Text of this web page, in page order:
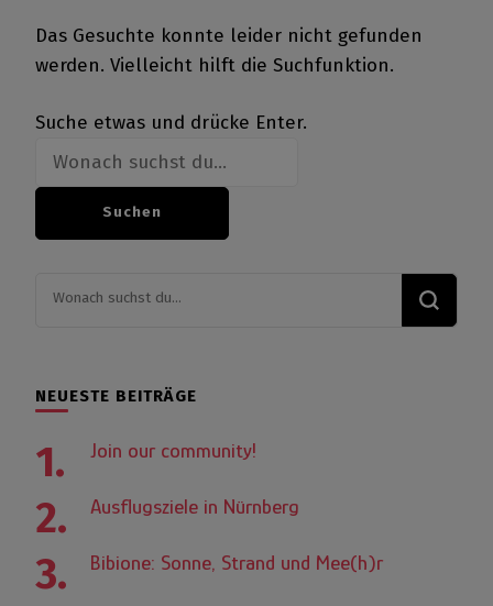
Das Gesuchte konnte leider nicht gefunden
werden. Vielleicht hilft die Suchfunktion.
Suchst
du
nach
Suche etwas und drücke Enter.
Suchst
NEUESTE BEITRÄGE
Join our community!
Ausflugsziele in Nürnberg
Bibione: Sonne, Strand und Mee(h)r